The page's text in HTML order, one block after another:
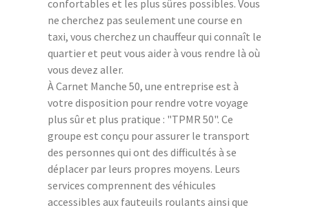
confortables et les plus sûres possibles. Vous
ne cherchez pas seulement une course en
taxi, vous cherchez un chauffeur qui connaît le
quartier et peut vous aider à vous rendre là où
vous devez aller.
À Carnet Manche 50, une entreprise est à
votre disposition pour rendre votre voyage
plus sûr et plus pratique : "TPMR 50". Ce
groupe est conçu pour assurer le transport
des personnes qui ont des difficultés à se
déplacer par leurs propres moyens. Leurs
services comprennent des véhicules
accessibles aux fauteuils roulants ainsi que